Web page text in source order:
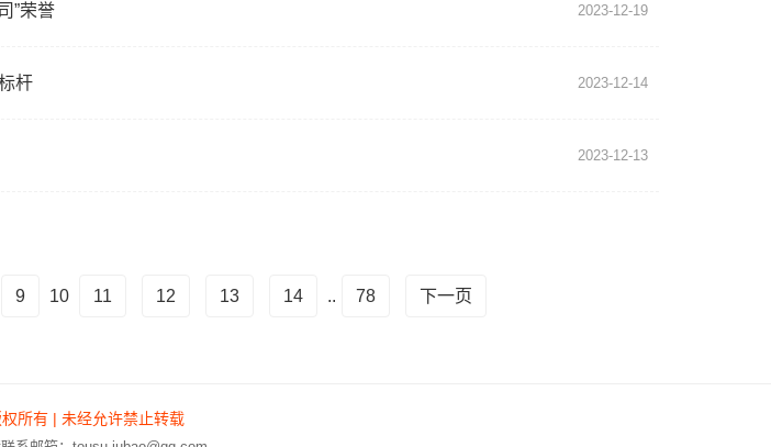
”荣誉 2023-12-19
杆 2023-12-14
2023-12-13
9 10 11 12 13 14 .. 78 下一页
所有 | 未经允许禁止转载